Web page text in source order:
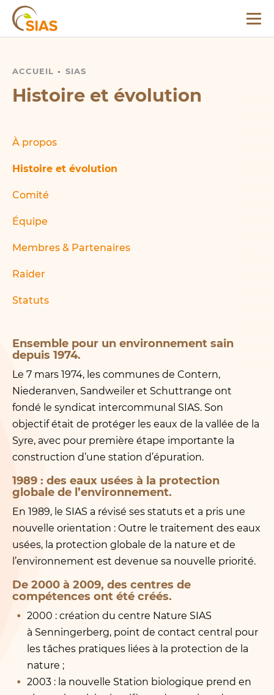
Menu
ACCUEIL SIAS
HISTOIRE ET ÉVOLUTION
Histoire et évolution
À propos
Histoire et évolution
Comité
Équipe
Membres & Partenaires
Raider
Statuts
Ensemble pour un environnement sain
depuis 1974.
Le 7 mars 1974, les communes de Contern,
Niederanven, Sandweiler et Schuttrange ont
fondé le syndicat intercommunal SIAS. Son
objectif était de protéger les eaux de la vallée de la
Syre, avec pour première étape importante la
construction d’une station d’épuration.
1989 : des eaux usées à la protection
globale de l’environnement.
En 1989, le SIAS a révisé ses statuts et a pris une
nouvelle orientation : Outre le traitement des eaux
usées, la protection globale de la nature et de
l’environnement est devenue sa nouvelle priorité.
De 2000 à 2009, des centres de
compétences ont été créés.
2000 : création du centre Nature SIAS
à Senningerberg, point de contact central pour
les tâches pratiques liées à la protection de la
nature ;
2003 : la nouvelle Station biologique prend en